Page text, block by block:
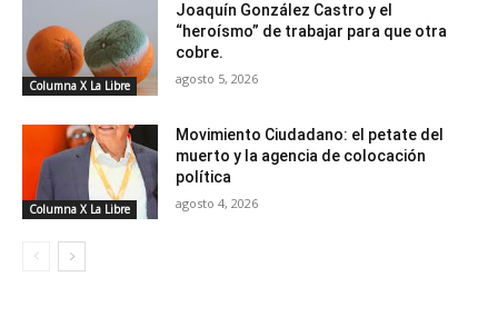
Columna X La Libre
Joaquín González Castro y el
“heroísmo” de trabajar para que otra
cobre.
agosto 5, 2026
Columna X La Libre
Movimiento Ciudadano: el petate del
muerto y la agencia de colocación
política
agosto 4, 2026